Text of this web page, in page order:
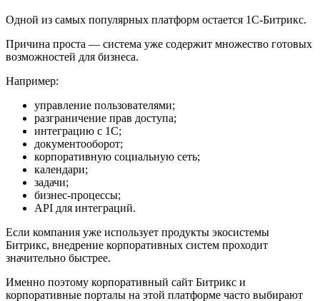
Одной из самых популярных платформ остается 1С-Битрикс.
Причина проста — система уже содержит множество готовых
возможностей для бизнеса.
Например:
управление пользователями;
разграничение прав доступа;
интеграцию с 1С;
документооборот;
корпоративную социальную сеть;
календари;
задачи;
бизнес-процессы;
API для интеграций.
Если компания уже использует продукты экосистемы
Битрикс, внедрение корпоративных систем проходит
значительно быстрее.
Именно поэтому корпоративный сайт Битрикс и
корпоративные порталы на этой платформе часто выбирают